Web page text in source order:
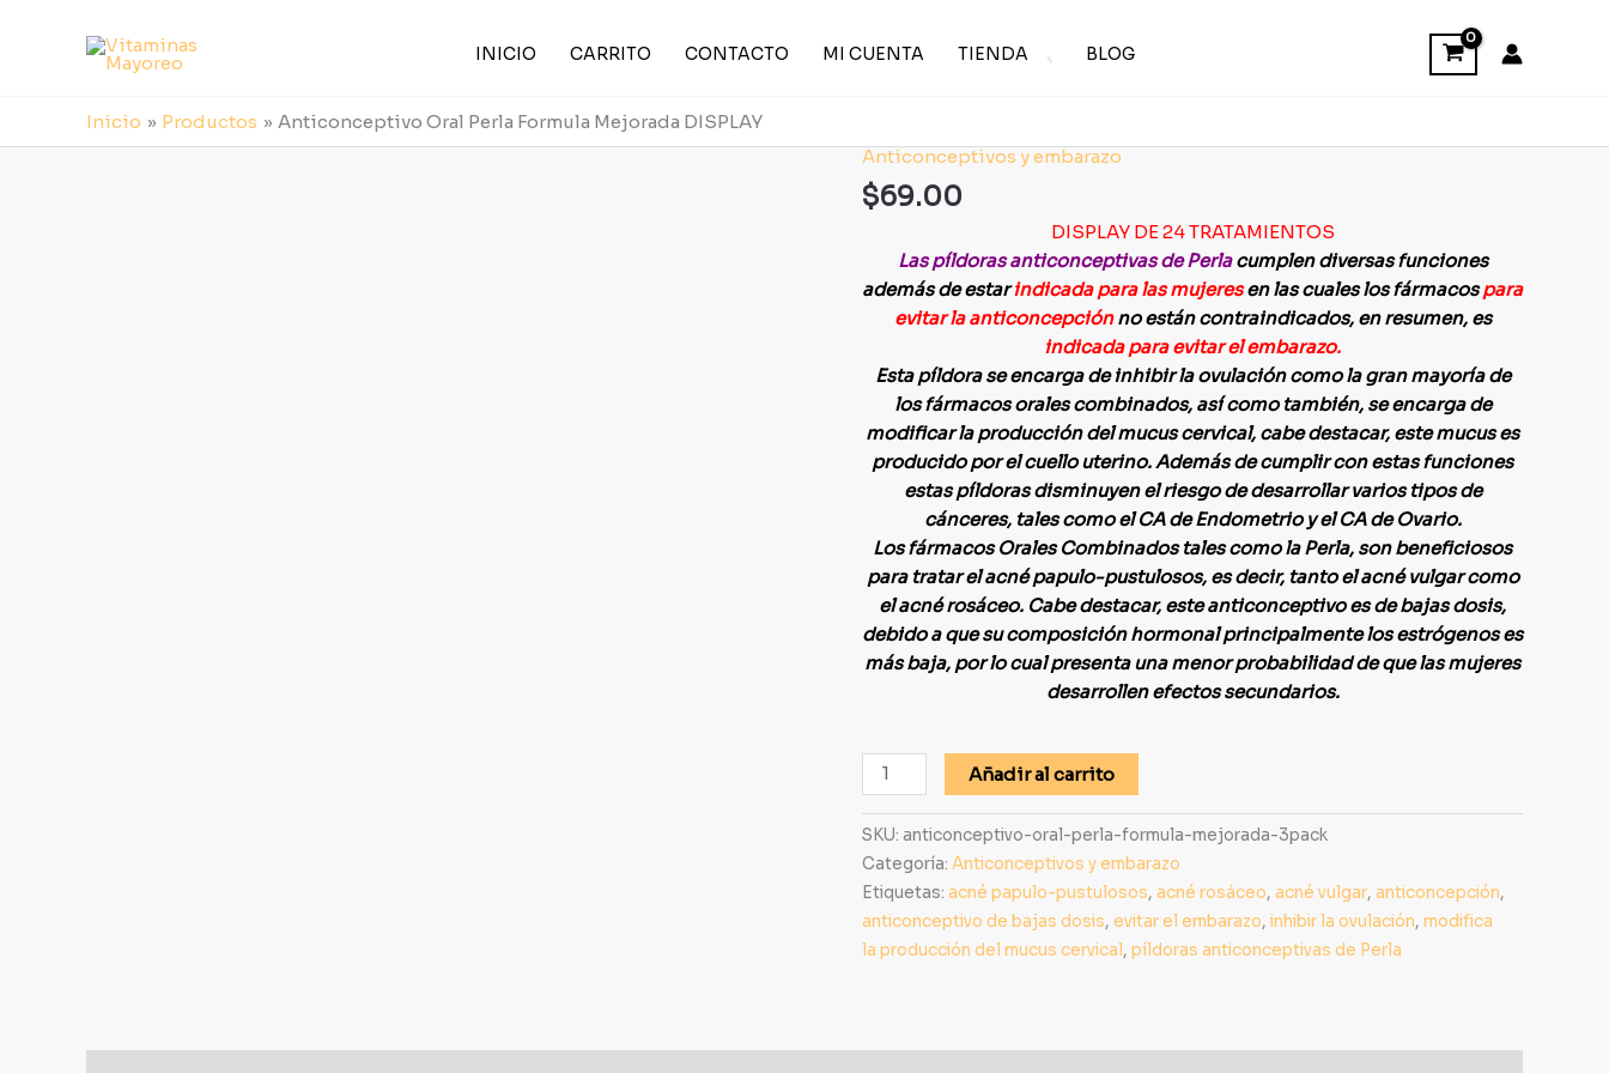
INICIO CARRITO CONTACTO MI CUENTA TIENDA BLOG
Inicio Productos
Anticonceptivo Oral Perla Formula Mejorada DISPLAY
Anticonceptivos y embarazo
$69.00
DISPLAY DE 24 TRATAMIENTOS
Las píldoras anticonceptivas de Perlacumplen diversas funciones
además de estarindicada para las mujeresen las cuales los fármacospara
evitar la anticoncepciónno están contraindicados, en resumen, es
indicada para evitar el embarazo.
Esta píldora se encarga de inhibir la ovulación como la gran mayoría de
los fármacos orales combinados, así como también, se encarga de
modificar la producción del mucus cervical, cabe destacar, este mucus es
producido por el cuello uterino. Además de cumplir con estas funciones
estas píldoras disminuyen el riesgo de desarrollar varios tipos de
cánceres, tales como el CA de Endometrio y el CA de Ovario.
Los fármacos Orales Combinados tales como la Perla, son beneficiosos
para tratar el acné papulo-pustulosos, es decir, tanto el acné vulgar como
el acné rosáceo. Cabe destacar, este anticonceptivo es de bajas dosis,
debido a que su composición hormonal principalmente los estrógenos es
más baja, por lo cual presenta una menor probabilidad de que las mujeres
desarrollen efectos secundarios.
Anticonceptivo
Oral
Perla
Mejorada
DISPLAY
cantidad
Añadir al carrito
SKU: anticonceptivo-oral-perla-formula-mejorada-3pack
Categoría: Anticonceptivos y embarazo
Etiquetas: acné papulo-pustulosos, acné rosáceo, acné vulgar, anticoncepción,
anticonceptivo de bajas dosis, evitar el embarazo, inhibir la ovulación, modifica
la producción del mucus cervical, píldoras anticonceptivas de Perla